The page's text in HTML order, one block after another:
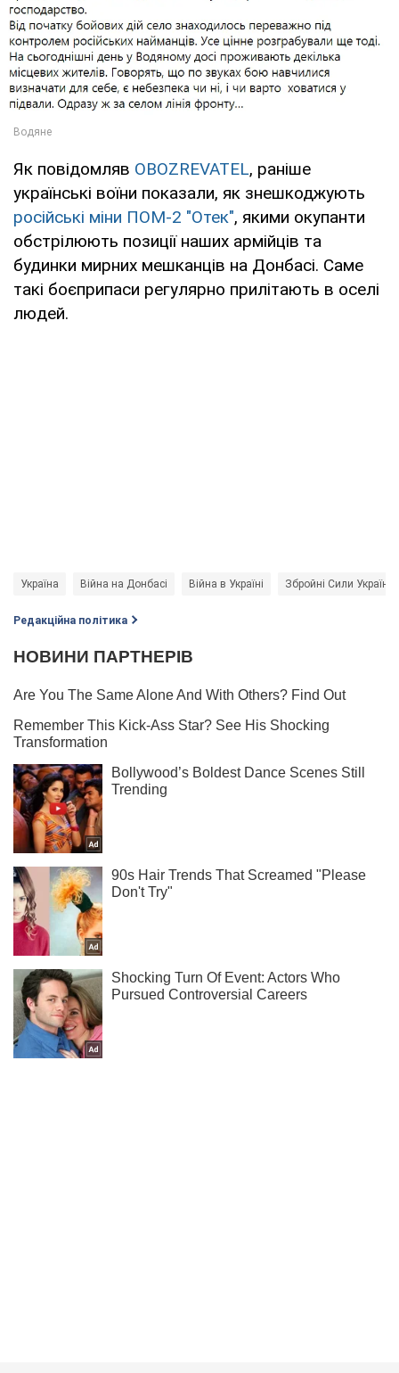
Як повідомляв OBOZREVATEL, раніше
українські воїни показали, як знешкоджують
російські міни ПОМ-2 "Отек", якими окупанти
обстрілюють позиції наших армійців та
будинки мирних мешканців на Донбасі. Саме
такі боєприпаси регулярно прилітають в оселі
людей.
Україна Війна на Донбасі Війна в Україні Збройні Сили України
Редакційна політика